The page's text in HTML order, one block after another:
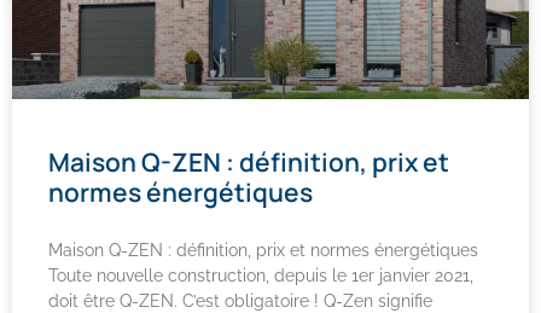
Maison Q-ZEN : définition, prix et
normes énergétiques
Maison Q-ZEN : définition, prix et normes énergétiques
Toute nouvelle construction, depuis le 1er janvier 2021,
doit être Q-ZEN. C’est obligatoire ! Q-Zen signifie